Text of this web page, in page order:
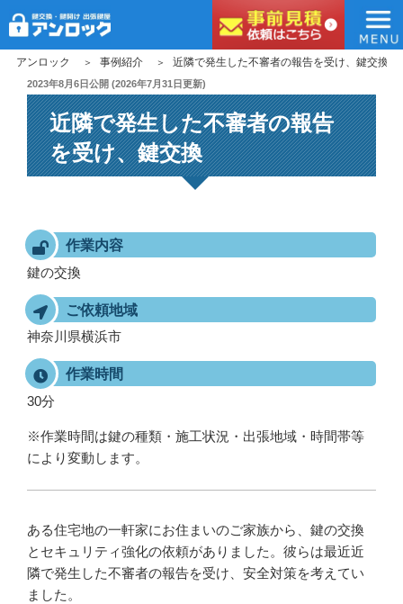
アンロック
アンロック 事例紹介 近隣で発生した不審者の報告を受け、鍵交換
投
稿
日:
2023年8月6日公開 (2026年7月31日更新)
近隣で発生した不審者の報告
を受け、鍵交換
作業内容
鍵の交換
ご依頼地域
神奈川県横浜市
作業時間
30分
※作業時間は鍵の種類・施工状況・出張地域・時間帯等
により変動します。
ある住宅地の一軒家にお住まいのご家族から、鍵の交換
とセキュリティ強化の依頼がありました。彼らは最近近
隣で発生した不審者の報告を受け、安全対策を考えてい
ました。